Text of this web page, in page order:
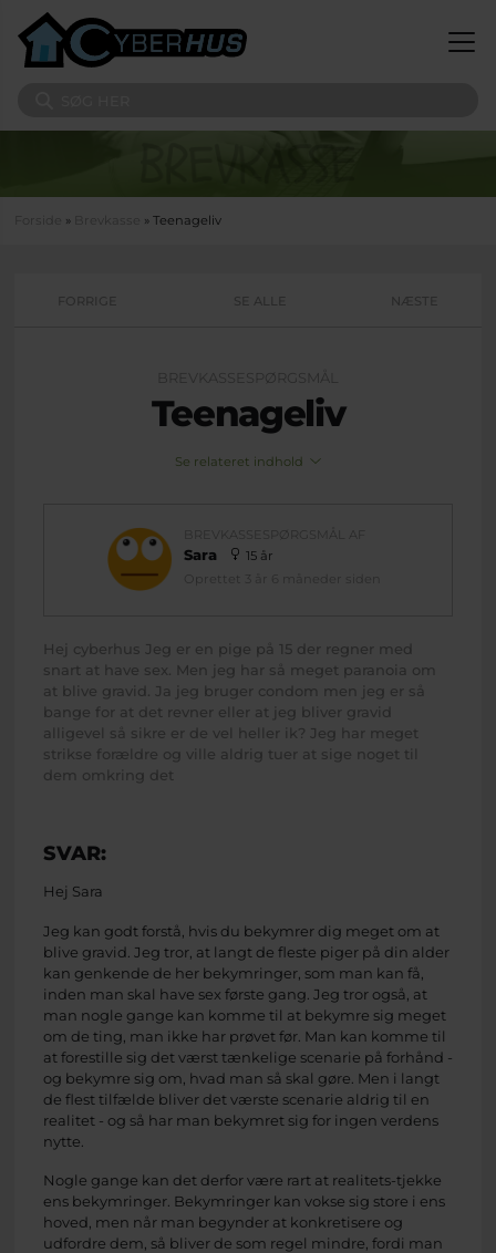
Du er her
» Brevkasse » Teenageliv
FORRIGE SE ALLE NÆSTE
BREVKASSESPØRGSMÅL
Teenageliv
Se relateret indhold
BREVKASSESPØRGSMÅL AF
Sara
15 år
Oprettet 3 år 6 måneder siden
Hej cyberhus Jeg er en pige på 15 der regner med
snart at have sex. Men jeg har så meget paranoia om
at blive gravid. Ja jeg bruger condom men jeg er så
bange for at det revner eller at jeg bliver gravid
alligevel så sikre er de vel heller ik? Jeg har meget
strikse forældre og ville aldrig tuer at sige noget til
dem omkring det
SVAR:
Hej Sara
Jeg kan godt forstå, hvis du bekymrer dig meget om at
blive gravid. Jeg tror, at langt de fleste piger på din alder
kan genkende de her bekymringer, som man kan få,
inden man skal have sex første gang. Jeg tror også, at
man nogle gange kan komme til at bekymre sig meget
om de ting, man ikke har prøvet før. Man kan komme til
at forestille sig det værst tænkelige scenarie på forhånd -
og bekymre sig om, hvad man så skal gøre. Men i langt
de flest tilfælde bliver det værste scenarie aldrig til en
realitet - og så har man bekymret sig for ingen verdens
nytte.
Nogle gange kan det derfor være rart at realitets-tjekke
ens bekymringer. Bekymringer kan vokse sig store i ens
hoved, men når man begynder at konkretisere og
udfordre dem, så bliver de som regel mindre, fordi man